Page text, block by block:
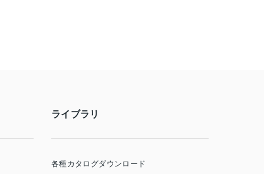
ライブラリ
各種カタログダウンロード